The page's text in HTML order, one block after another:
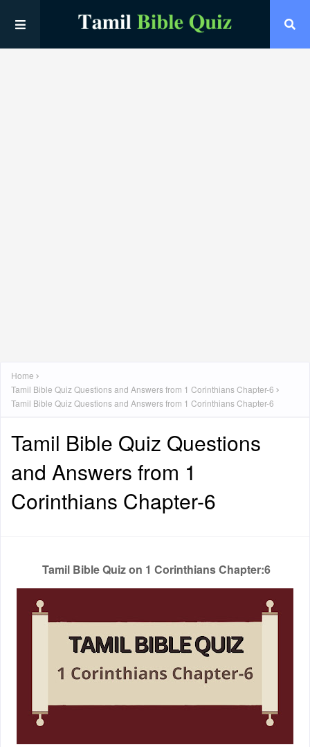
Home
Tamil Bible Quiz Questions and Answers from 1 Corinthians Chapter-6
Tamil Bible Quiz Questions and Answers from 1 Corinthians Chapter-6
Tamil Bible Quiz Questions
and Answers from 1
Corinthians Chapter-6
Tamil Bible Quiz on 1 Corinthians Chapter:6